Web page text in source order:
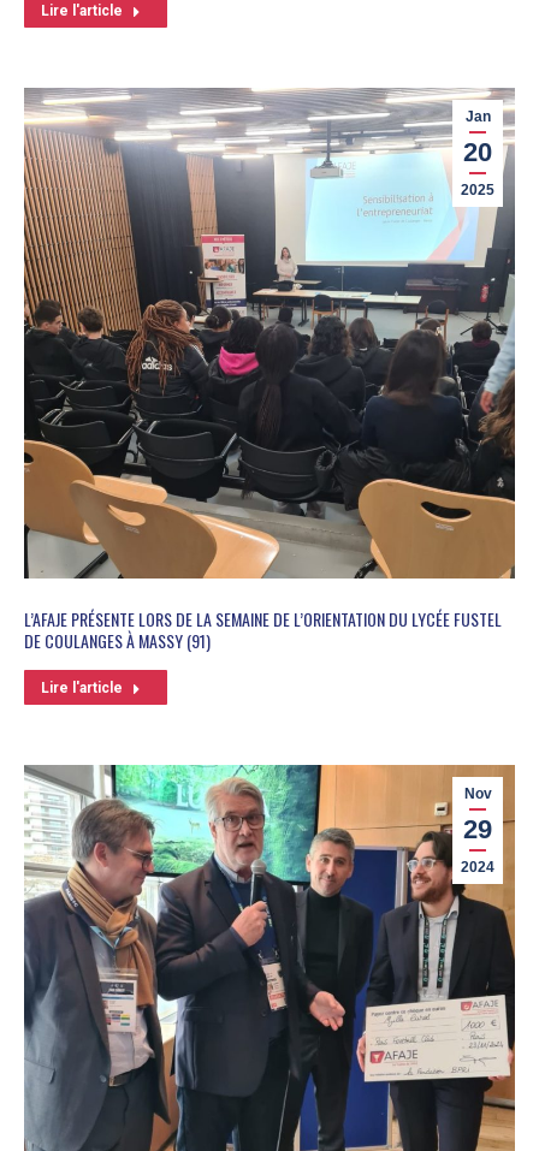
Lire l'article
Jan
20
2025
L’AFAJE PRÉSENTE LORS DE LA SEMAINE DE L’ORIENTATION DU LYCÉE FUSTEL
DE COULANGES À MASSY (91)
Lire l'article
Nov
29
2024